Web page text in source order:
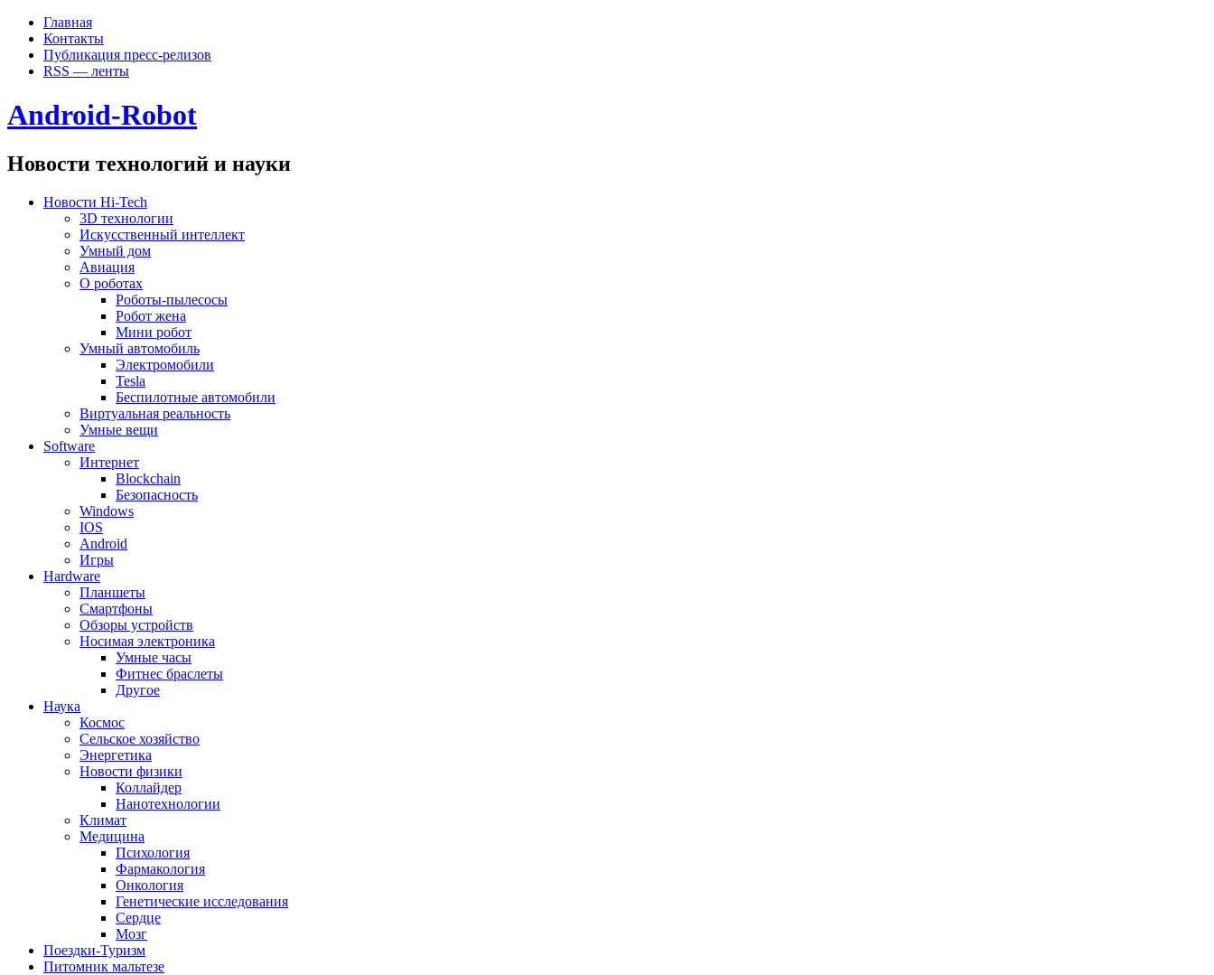
Главная
Контакты
Публикация пресс-релизов
RSS — ленты
Android-Robot
Новости технологий и науки
Новости Hi-Tech
3D технологии
Искусственный интеллект
Умный дом
Авиация
О роботах
Роботы-пылесосы
Робот жена
Мини робот
Умный автомобиль
Электромобили
Tesla
Беспилотные автомобили
Виртуальная реальность
Умные вещи
Software
Интернет
Blockchain
Безопасность
Windows
IOS
Android
Игры
Hardware
Планшеты
Смартфоны
Обзоры устройств
Носимая электроника
Умные часы
Фитнес браслеты
Другое
Наука
Космос
Сельское хозяйство
Энергетика
Новости физики
Коллайдер
Нанотехнологии
Климат
Медицина
Психология
Фармакология
Онкология
Генетические исследования
Сердце
Мозг
Поездки-Туризм
Питомник мальтезе